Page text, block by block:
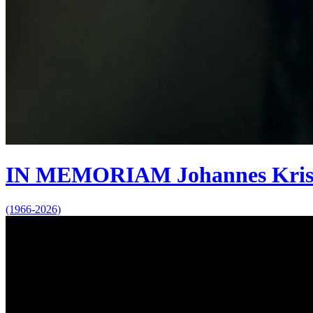
IN MEMORIAM Johannes
(1966-2026)